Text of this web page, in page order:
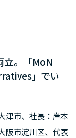
立。「MoN
」でい
津市、社長：岸本
阪市淀川区、代表